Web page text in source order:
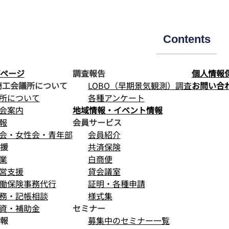
Contents
ージ
会議所について
について
案内
・女性会・青年部
支援
保険事務代行
・記帳相談
・補助金
調査報告
LOBO（早期景気観測）調査
各種アンケート
地域情報・イベント情報
会員サービス
会員紹介
共済保険
白商便
貸会議室
証明・各種申請
様式集
セミナー
募集中のセミナー一覧
個人情報
お問い合